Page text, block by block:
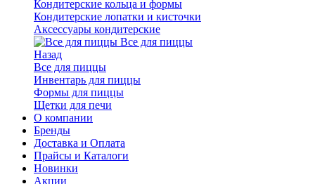
Кондитерские кольца и формы
Кондитерские лопатки и кисточки
Аксессуары кондитерские
Все для пиццы
Назад
Все для пиццы
Инвентарь для пиццы
Формы для пиццы
Щетки для печи
О компании
Бренды
Доставка и Оплата
Прайсы и Каталоги
Новинки
Акции